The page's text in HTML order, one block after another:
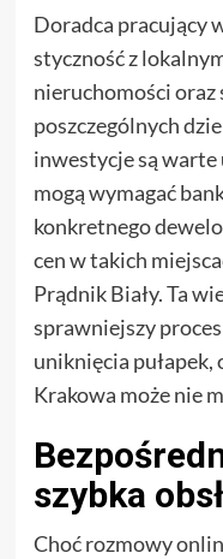
Doradca pracujący
styczność z
nieruchomości oraz
poszczególnych
inwestycje są
mogą wymagać
konkretnego
cen w takich
Prądnik Biały. Ta
sprawniejszy
uniknięcia pułapek,
Krakowa może nie
szybka
Choć rozmowy